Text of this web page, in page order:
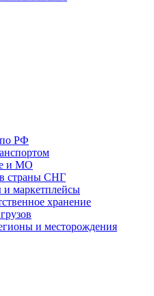
по РФ
и МО
в страны СНГ
и маркетплейсы
хранение
и месторождения